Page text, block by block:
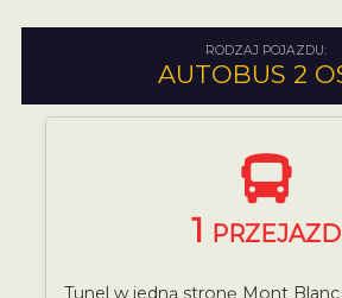
RODZAJ POJAZDU:
AUTOBUS 2
1 PRZEJAZD
Tunel w jedną stronę Mont